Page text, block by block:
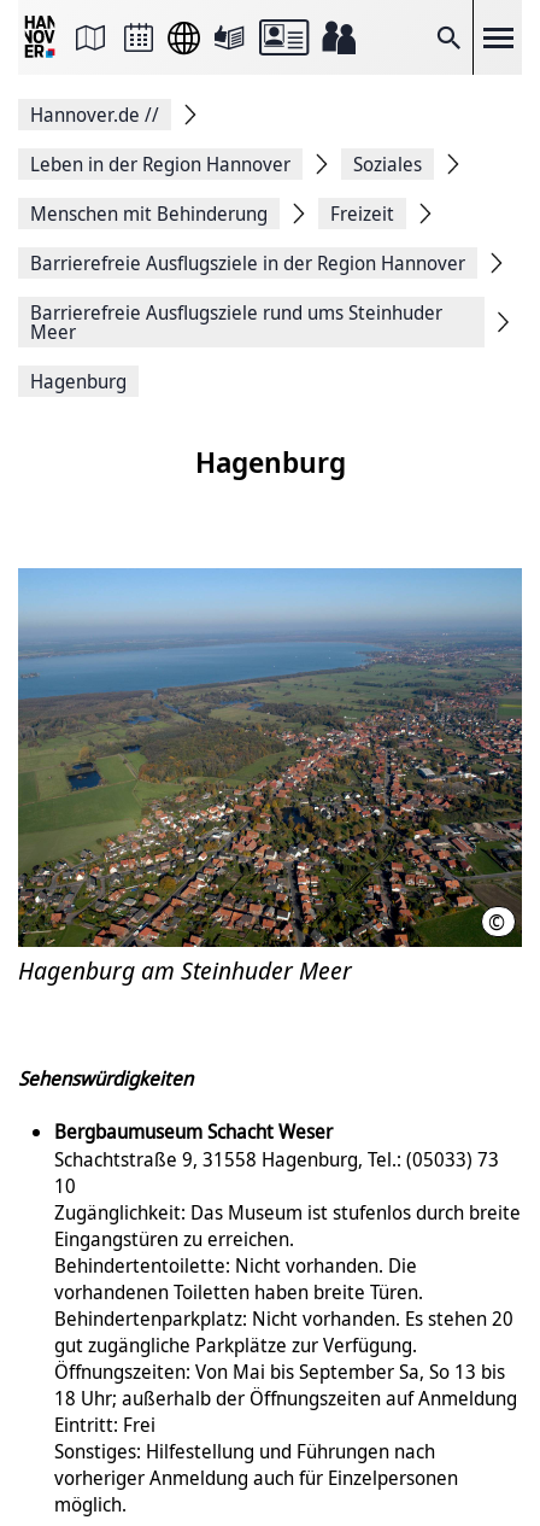
Suche
Seite
Facebook
teilen
Seitenlink
Seite
Hannover.de //
Leben in der Region Hannover
Soziales
Menschen mit Behinderung
Freizeit
Barrierefreie Ausflugsziele in der Region Hannover
Barrierefreie Ausflugsziele rund ums Steinhuder
Meer
Hagenburg
Hagenburg
©
Hagenburg am Steinhuder Meer
Sehenswürdigkeiten
Bergbaumuseum Schacht Weser
Schachtstraße 9, 31558 Hagenburg, Tel.: (05033) 73
10
Zugänglichkeit: Das Museum ist stufenlos durch breite
Eingangstüren zu erreichen.
Behindertentoilette: Nicht vorhanden. Die
vorhandenen Toiletten haben breite Türen.
Behindertenparkplatz: Nicht vorhanden. Es stehen 20
gut zugängliche Parkplätze zur Verfügung.
Öffnungszeiten: Von Mai bis September Sa, So 13 bis
18 Uhr; außerhalb der Öffnungszeiten auf Anmeldung
Eintritt: Frei
Sonstiges: Hilfestellung und Führungen nach
vorheriger Anmeldung auch für Einzelpersonen
möglich.